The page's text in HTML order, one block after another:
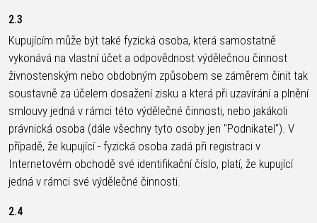
OBLEČENÍ
BATOHY
DRESY
KALHOTY
NÁVLEKY A
CHRÁNIČE
RUKAVICE
TRETRY
TRIČKA
PODPORA
MÉDIA A
2.3
Kupujícím může být také fyzická osoba, která samostatně
vykonává na vlastní účet a odpovědnost výdělečnou činnost
živnostenským nebo obdobným způsobem se záměrem činit tak
soustavně za účelem dosažení zisku a která při uzavírání a plnění
smlouvy jedná v rámci této výdělečné činnosti, nebo jakákoli
právnická osoba (dále všechny tyto osoby jen "Podnikatel"). V
případě, že kupující - fyzická osoba zadá při registraci v
Internetovém obchodě své identifikační číslo, platí, že kupující
jedná v rámci své výdělečné činnosti.
2.4